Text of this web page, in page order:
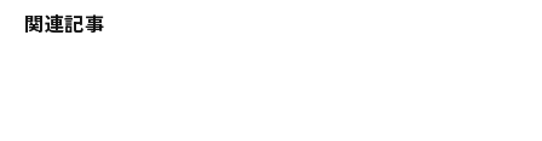
関連記事